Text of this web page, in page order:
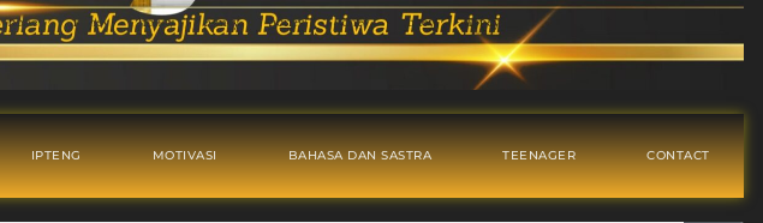
IPTENG MOTIVASI BAHASA DAN SASTRA TEENAGER CONTACT